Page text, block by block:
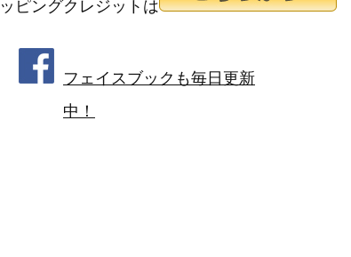
ピングクレジットは
フェイスブックも毎日更新
中！